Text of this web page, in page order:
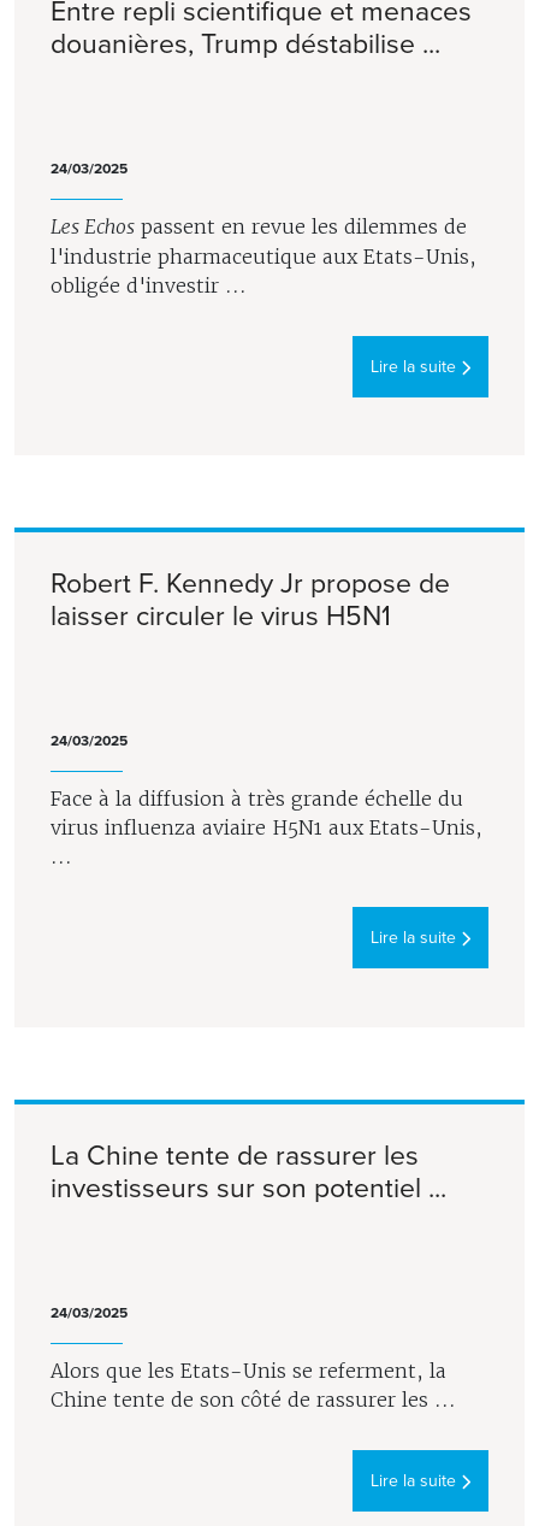
Entre repli scientifique et menaces
douanières, Trump déstabilise ...
24/03/2025
Les Echos passent en revue les dilemmes de
l'industrie pharmaceutique aux Etats-Unis,
obligée d'investir ...
Lire la suite
Robert F. Kennedy Jr propose de
laisser circuler le virus H5N1
24/03/2025
Face à la diffusion à très grande échelle du
virus influenza aviaire H5N1 aux Etats-Unis,
...
Lire la suite
La Chine tente de rassurer les
investisseurs sur son potentiel ...
24/03/2025
Alors que les Etats-Unis se referment, la
Chine tente de son côté de rassurer les ...
Lire la suite